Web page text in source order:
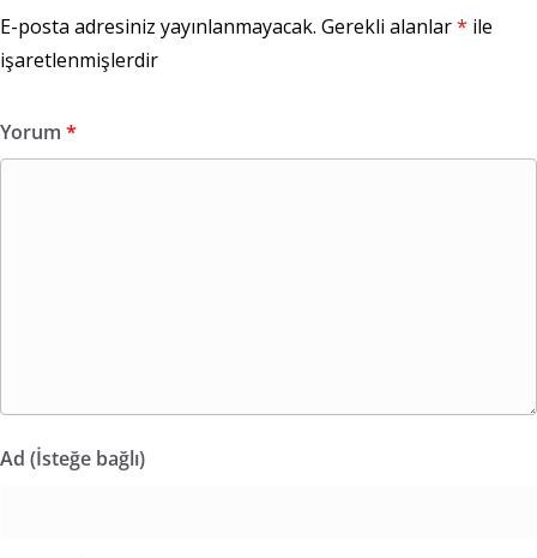
E-posta adresiniz yayınlanmayacak. Gerekli alanlar* ile
işaretlenmişlerdir
Yorum *
Ad (İsteğe bağlı)